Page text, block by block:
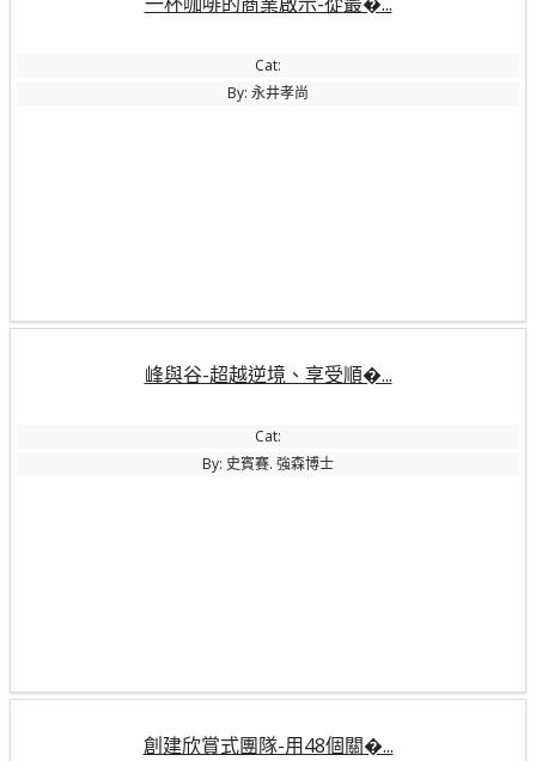
Cat:
By: 永井孝尚
峰與谷-超越逆境、享受順�...
Cat:
By: 史賓賽. 強森博士
創建欣賞式團隊-用48個關�...